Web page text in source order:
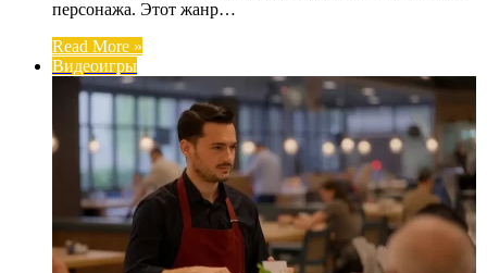
персонажа. Этот жанр…
Read More »
Видеоигры